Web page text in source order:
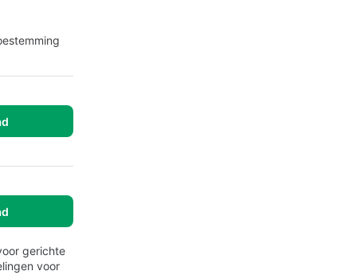
gerichte
voor